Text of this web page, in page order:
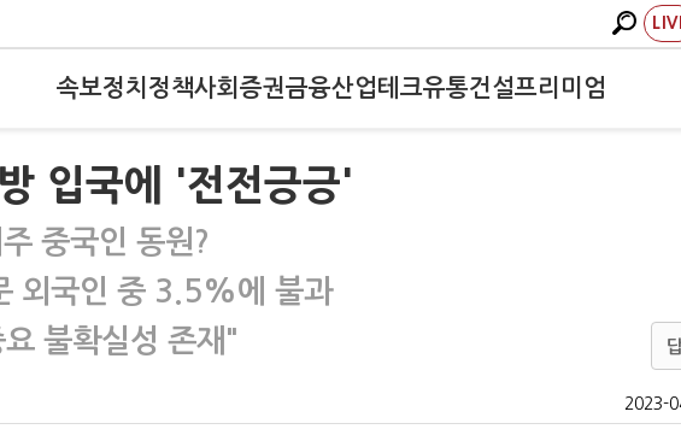
속보정치 정책사회 증권금융산업테크유통건설프리미엄
입국에 '전전긍긍'
중국인 동원?
외국인 중 3.5%에 불과
불확실성 존재"
2023-